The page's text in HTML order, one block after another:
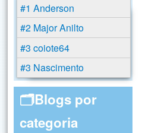
#1 Anderson
#2 Major Anilto
#3 coiote64
#3 Nascimento
🗂️Blogs por
categoria